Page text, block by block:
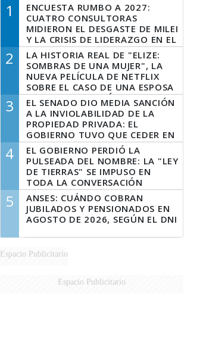
1
ENCUESTA RUMBO A 2027:
CUATRO CONSULTORAS
MIDIERON EL DESGASTE DE MILEI
Y LA CRISIS DE LIDERAZGO EN EL
PERONISMO
2
LA HISTORIA REAL DE "ELIZE:
SOMBRAS DE UNA MUJER", LA
NUEVA PELÍCULA DE NETFLIX
SOBRE EL CASO DE UNA ESPOSA
QUE DESCUARTIZÓ A SU
MARIDO
3
EL SENADO DIO MEDIA SANCIÓN
A LA INVIOLABILIDAD DE LA
PROPIEDAD PRIVADA: EL
GOBIERNO TUVO QUE CEDER EN
LA LEY DEL MANEJO DEL FUEGO
4
EL GOBIERNO PERDIÓ LA
PULSEADA DEL NOMBRE: LA "LEY
DE TIERRAS" SE IMPUSO EN
TODA LA CONVERSACIÓN
DIGITAL
5
ANSES: CUÁNDO COBRAN
JUBILADOS Y PENSIONADOS EN
AGOSTO DE 2026, SEGÚN EL DNI
Espacio Publicitario
Espacio Publicitario